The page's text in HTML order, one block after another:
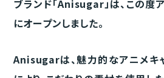
ブランド「Anisugar」は、この
にオープンしました。
Anisugarは、魅力的なアニメキ